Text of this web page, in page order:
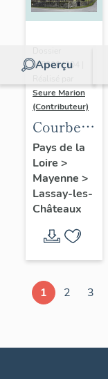
Aperçu
IA53004304 |
Seure Marion
(Contributeur)
Courberie
:
présentation
de
l'ancienne
commune
Pays de la
Loire >
Mayenne >
Lassay-les-
Châteaux
1 2 3